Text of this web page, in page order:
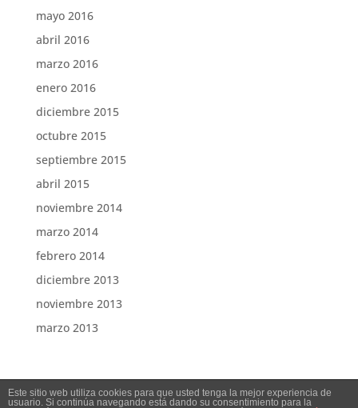
mayo 2016
abril 2016
marzo 2016
enero 2016
diciembre 2015
octubre 2015
septiembre 2015
abril 2015
noviembre 2014
marzo 2014
febrero 2014
diciembre 2013
noviembre 2013
marzo 2013
Este sitio web utiliza cookies para que usted tenga la mejor experiencia de
usuario. Si continúa navegando está dando su consentimiento para la